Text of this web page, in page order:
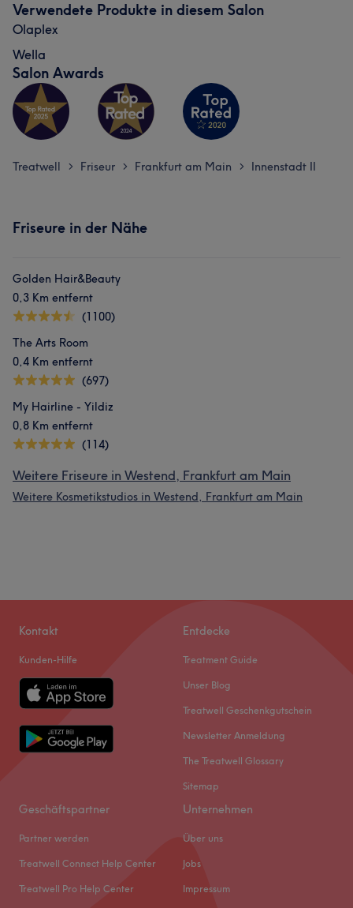
Verwendete Produkte in diesem Salon
Olaplex
Wella
Salon Awards
Treatwell > Friseur > Frankfurt am Main > Innenstadt II
Friseure in der Nähe
Golden Hair&Beauty
0,3 Km entfernt
(1100)
The Arts Room
0,4 Km entfernt
(697)
My Hairline - Yildiz
0,8 Km entfernt
(114)
Weitere Friseure in Westend, Frankfurt am Main
Weitere Kosmetikstudios in Westend, Frankfurt am Main
Kontakt
Kunden-Hilfe
Entdecke
Treatment Guide
Unser Blog
Treatwell Geschenkgutschein
Newsletter Anmeldung
The Treatwell Glossary
Sitemap
Geschäftspartner
Partner werden
Treatwell Connect Help Center
Treatwell Pro Help Center
Unternehmen
Über uns
Jobs
Impressum